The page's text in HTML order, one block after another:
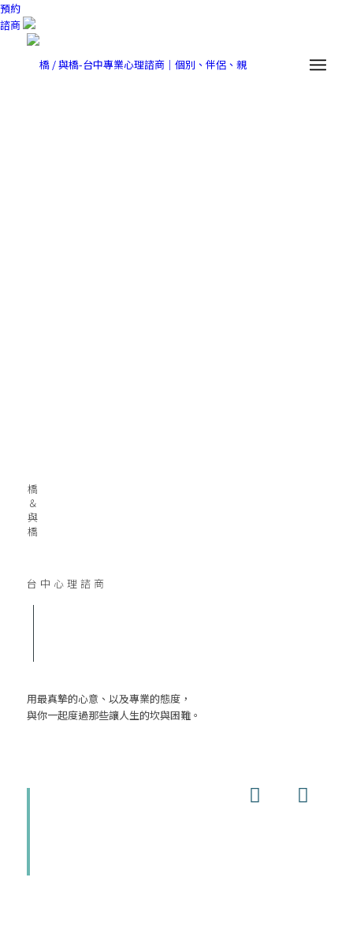
預約
諮商
橋 ＆ 與 橋
台中心理諮商
用最真摯的心意、以及專業的態度，
與你一起度過那些讓人生的坎與困難。